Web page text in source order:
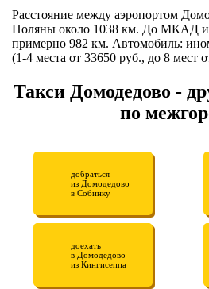
Расстояние между аэропортом
Поляны около 1038 км. До МКАД
примерно 982 км. Автомобиль:
(1-4 места от 33650 руб., до 8 мест
Такси Домодедово -
по
добраться
из Домодедово
в Собинку
доехать
в Домодедово
из Кингисеппа